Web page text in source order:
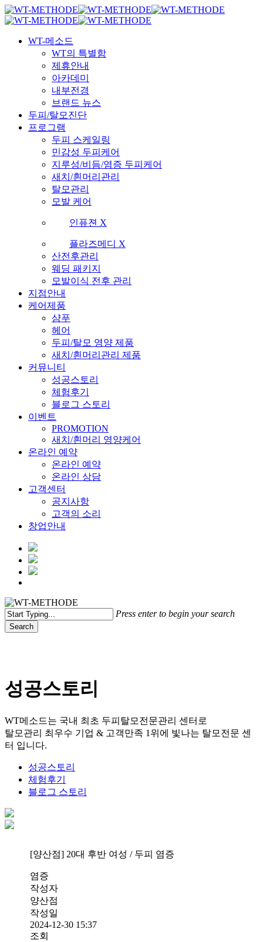
국내 최초 두피케어 브랜드
국내 최초 두피케어 브랜드
Skip
to
content
Menu
WT-메소드
WT의 특별함
제휴안내
아카데미
내부전경
브랜드 뉴스
두피/탈모진단
프로그램
두피 스케일링
민감성 두피케어
지루성/비듬/염증 두피케어
새치/흰머리관리
탈모관리
모발 케어
인퓨젼 X
플라즈메디 X
산전후관리
웨딩 패키지
모발이식 전후 관리
지점안내
케어제품
샴푸
헤어
두피/탈모 영양 제품
새치/흰머리관리 제품
커뮤니티
성공스토리
체험후기
블로그 스토리
이벤트
PROMOTION
새치/흰머리 영양케어
온라인 예약
온라인 예약
온라인 상담
고객센터
공지사항
고객의 소리
창업안내
Press enter to begin your search
Search
성공스토리
WT메소드는 국내 최초 두피탈모전문관리 센터로
탈모관리 최우수 기업 & 고객만족 1위에 빛나는 탈모전문 센
터 입니다.
성공스토리
체험후기
블로그 스토리
[양산점] 20대 후반 여성 / 두피 염증
염증
작성자
양산점
작성일
2024-12-30 15:37
조회